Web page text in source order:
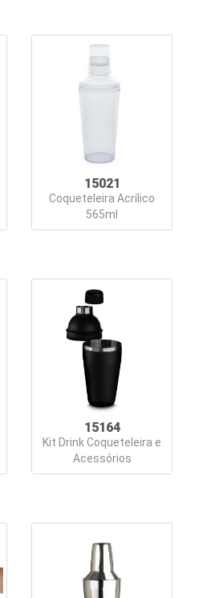
15021
Coqueteleira Acrílico
565ml
15164
Kit Drink Coqueteleira e
Acessórios